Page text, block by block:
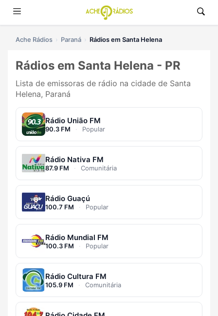
Ache Rádios Paraná Rádios em Santa Helena
Rádios em Santa Helena - PR
Lista de emissoras de rádio na cidade de Santa
Helena, Paraná
Rádio União FM
90.3 FM · Popular
Rádio Nativa FM
87.9 FM · Comunitária
Rádio Guaçú
100.7 FM · Popular
Rádio Mundial FM
100.3 FM · Popular
Rádio Cultura FM
105.9 FM · Comunitária